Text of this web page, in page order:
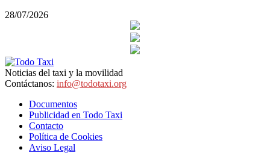
28/07/2026
Noticias del taxi y la movilidad
Contáctanos: info@todotaxi.org
Documentos
Publicidad en Todo Taxi
Contacto
Política de Cookies
Aviso Legal